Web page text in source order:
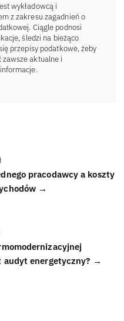
wykładowcą i
z zakresu zagadnień o
Ciągle podnosi
śledzi na bieżąco
przepisy podatkowe, żeby
zawsze aktualne i
pracodawcy a koszty
→
audyt energetyczny? →